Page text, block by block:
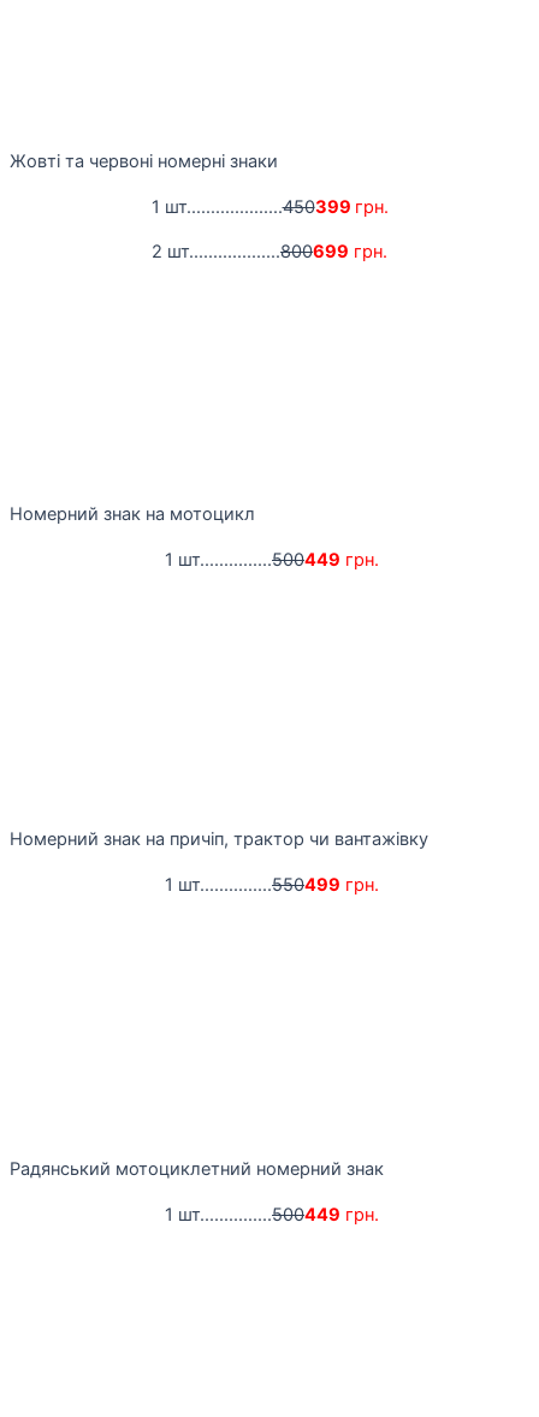
Жовті та червоні номерні знаки
1 шт....................450399 грн.
2 шт...................800699 грн.
Номерний знак на мотоцикл
1 шт...............500449 грн.
Номерний знак на причіп, трактор чи вантажівку
1 шт...............550499 грн.
Радянський мотоциклетний номерний знак
1 шт...............500449 грн.